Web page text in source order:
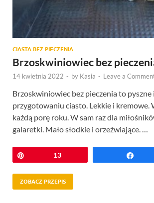
CIASTA BEZ PIECZENIA
Brzoskwiniowiec bez
14 kwietnia 2022 - by Kasia - Leave a
Brzoskwiniowiec bez pieczenia to
przygotowaniu ciasto. Lekkie i kremowe.
każdą porę roku. W sam raz dla
galaretki. Mało słodkie i orzeźwiające. …
Przypnij13
ZOBACZ PRZEPIS